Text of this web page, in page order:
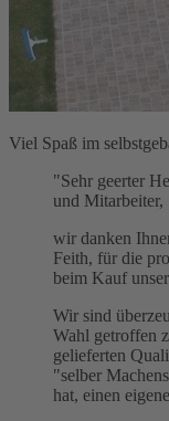
Viel Spaß im
"Sehr geerter
und Mitarbeiter,
wir danken
Feith, für die
beim Kauf
Wir sind
Wahl getroffen
gelieferten
"selber
hat, einen